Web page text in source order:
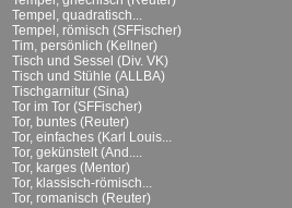
Tempel, quadratisch...
Tempel, römisch (SFFischer)
Tim, persönlich (Kellner)
Tisch und Sessel (Div. VK)
Tisch und Stühle (ALLBA)
Tischgarnitur (Sina)
Tor im Tor (SFFischer)
Tor, buntes (Reuter)
Tor, einfaches (Karl Louis...
Tor, gekünstelt (And....
Tor, karges (Mentor)
Tor, klassisch-römisch...
Tor, romanisch (Reuter)